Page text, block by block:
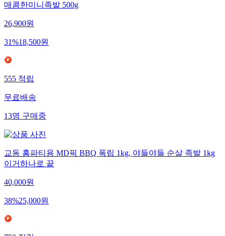
매콤한미니족발 500g
26,900원
31%18,500원
555적립
무료배송
13명구매중
교동 홈파티용 MD픽 BBQ 폭립 1kg, 야들야들 순살 족발 1kg
이거하나로 끝
40,000원
38%25,000원